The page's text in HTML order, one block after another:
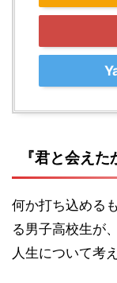
『君と会えた
何か打ち込める
る男子高校生が
人生について考